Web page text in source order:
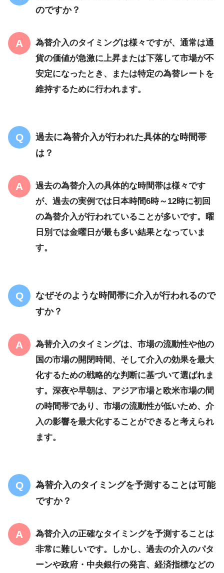
のですか？
為替介入のタイミングは様々ですが、通常は通
貨の価値が急激に上昇または下落して市場が不
安定になったとき、または特定の為替レートを
維持するために行われます。
過去に為替介入が行われた具体的な時間帯
は？
過去の為替介入の具体的な時間帯は様々です
が、過去の実例では日本時間6時～12時に初回
の為替介入が行われていることが多いです。曜
日別では金曜日が最も多い結果となっていま
す。
なぜそのような時間帯に介入が行われるので
すか？
為替介入のタイミングは、市場の流動性や他の
国の市場の開閉時間、そして介入の効果を最大
化するための戦略的な判断に基づいて選ばれま
す。深夜や早朝は、アジア市場と欧米市場の間
の時間帯であり、市場の流動性が低いため、介
入の影響を最大化することができると考えられ
ます。
為替介入のタイミングを予測することは可能
ですか？
為替介入の正確なタイミングを予測することは
非常に難しいです。しかし、過去の介入のパタ
ーンや政府・中央銀行の発言、経済指標などの